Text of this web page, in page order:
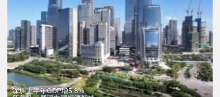
深圳上半年GDP增5.8%